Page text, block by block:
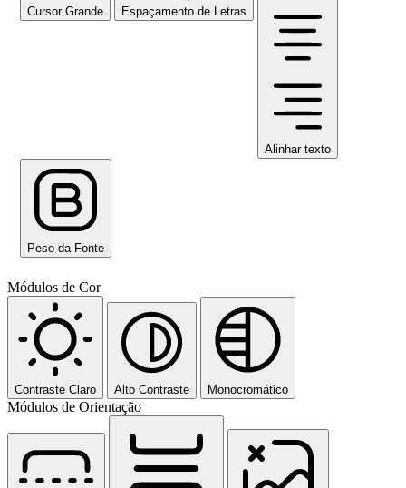
Cursor Grande Espaçamento de Letras
Alinhar texto
Peso da Fonte
Módulos de Cor
Contraste Claro Alto Contraste Monocromático
Módulos de Orientação